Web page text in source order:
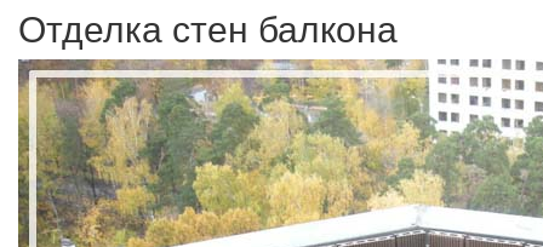
Отделка стен балкона